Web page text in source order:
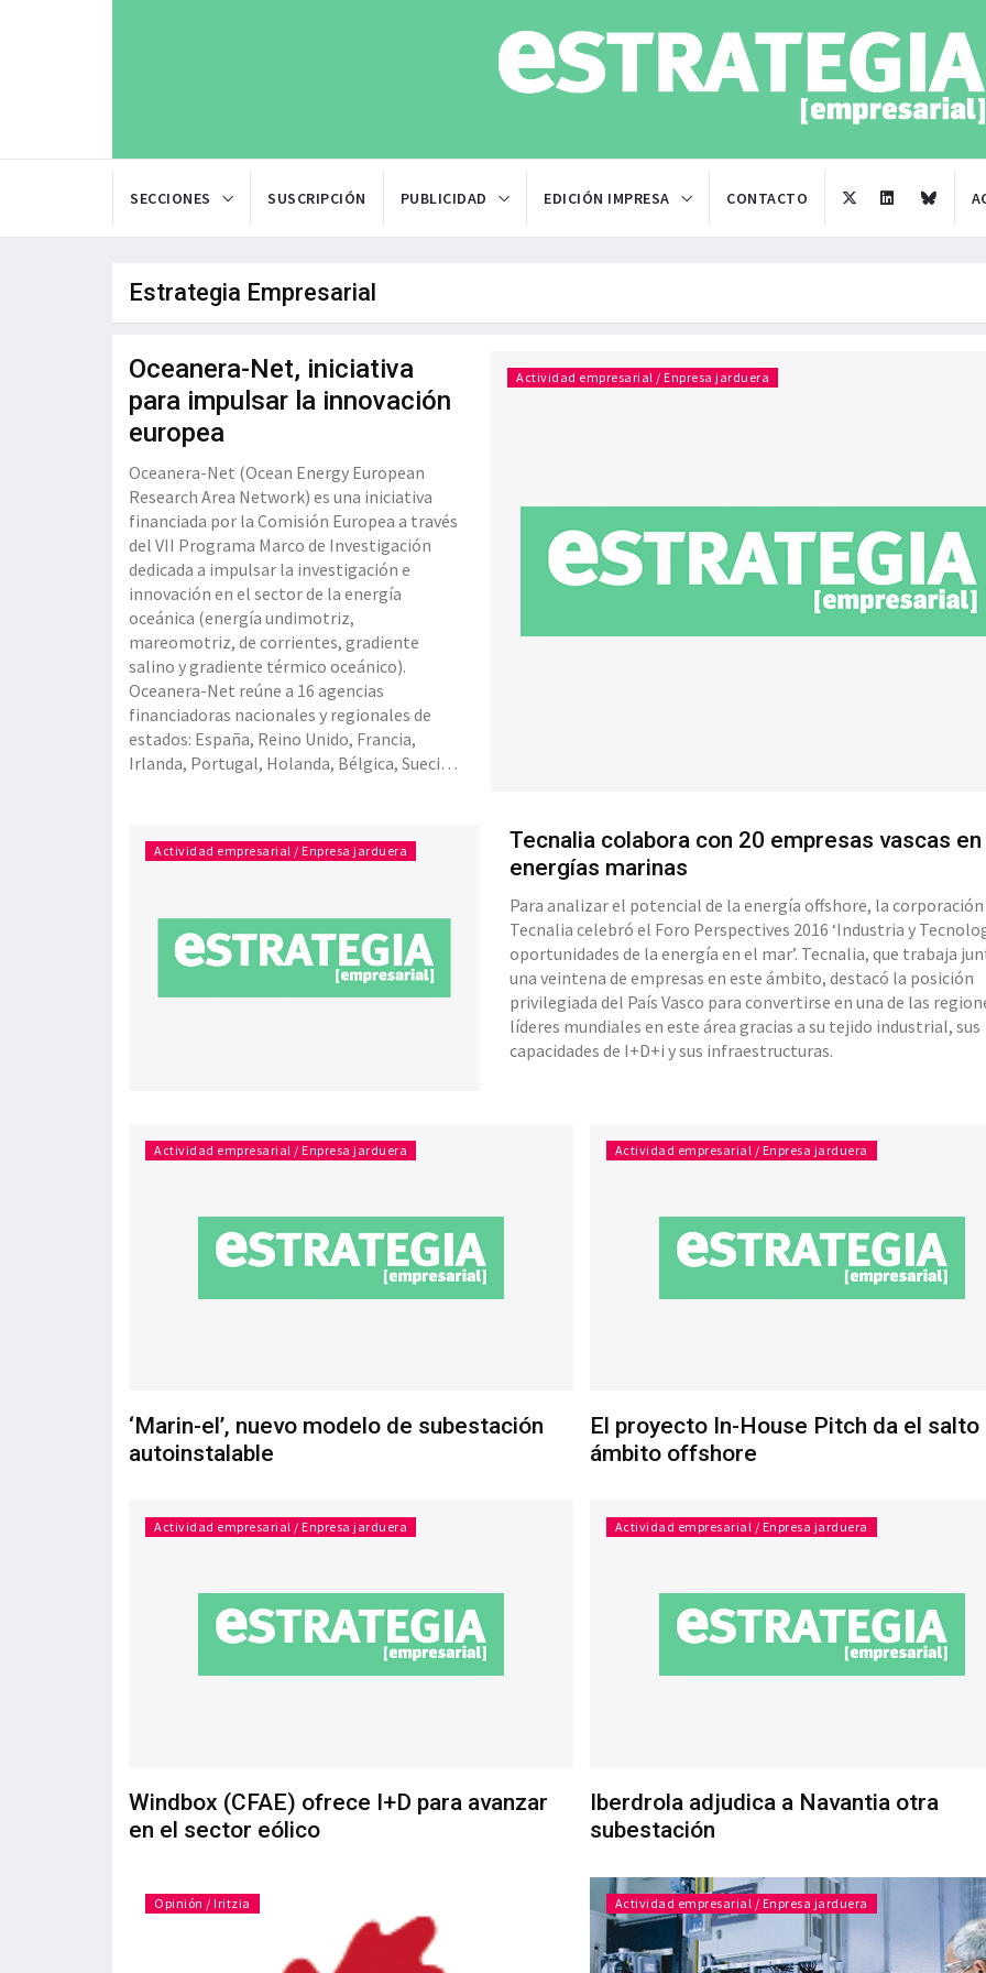
SECCIONES SUSCRIPCIÓN PUBLICIDAD EDICIÓN IMPRESA CONTACTO
Estrategia Empresarial
Oceanera-Net, iniciativa
para impulsar la innovación
europea
Oceanera-Net (Ocean Energy European
Research Area Network) es una iniciativa
financiada por la Comisión Europea a través
del VII Programa Marco de Investigación
dedicada a impulsar la investigación e
innovación en el sector de la energía
oceánica (energía undimotriz,
mareomotriz, de corrientes, gradiente
salino y gradiente térmico oceánico).
Oceanera-Net reúne a 16 agencias
financiadoras nacionales y regionales de
estados: España, Reino Unido, Francia,
Irlanda, Portugal, Holanda, Bélgica, Suecia
nivel regional por el Ente Vasco de la
Energía (EVE); Instituto
Actividad empresarial / Enpresa jarduera
Actividad empresarial / Enpresa jarduera
Tecnalia colabora con 20 empresas vascas en
energías marinas
Para analizar el potencial de la energía offshore, la corporación
Tecnalia celebró el Foro Perspectives 2016 ‘Industria y
oportunidades de la energía en el mar’. Tecnalia, que trabaja
una veintena de empresas en este ámbito, destacó la posición
privilegiada del País Vasco para convertirse en una de las
líderes mundiales en este área gracias a su tejido industrial, sus
capacidades de I+D+i y sus infraestructuras.
Actividad empresarial / Enpresa jarduera
‘Marin-el’, nuevo modelo de subestación
autoinstalable
Actividad empresarial / Enpresa jarduera
El proyecto In-House Pitch da el salto
ámbito offshore
Actividad empresarial / Enpresa jarduera
Windbox (CFAE) ofrece I+D para avanzar
en el sector eólico
Actividad empresarial / Enpresa jarduera
Iberdrola adjudica a Navantia otra
subestación
Opinión / Iritzia Actividad empresarial / Enpresa jarduera